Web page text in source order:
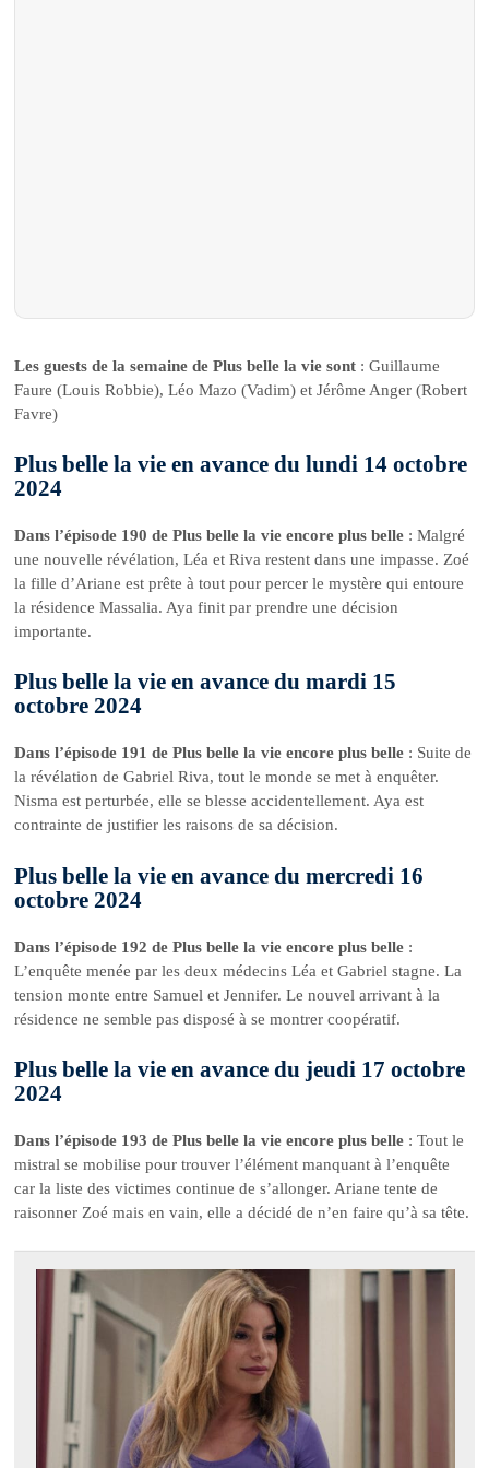
Les guests de la semaine de Plus belle la vie sont : Guillaume
Faure (Louis Robbie), Léo Mazo (Vadim) et Jérôme Anger (Robert
Favre)
Plus belle la vie en avance du lundi 14 octobre
2024
Dans l’épisode 190 de Plus belle la vie encore plus belle : Malgré
une nouvelle révélation, Léa et Riva restent dans une impasse. Zoé
la fille d’Ariane est prête à tout pour percer le mystère qui entoure
la résidence Massalia. Aya finit par prendre une décision
importante.
Plus belle la vie en avance du mardi 15
octobre 2024
Dans l’épisode 191 de Plus belle la vie encore plus belle : Suite de
la révélation de Gabriel Riva, tout le monde se met à enquêter.
Nisma est perturbée, elle se blesse accidentellement. Aya est
contrainte de justifier les raisons de sa décision.
Plus belle la vie en avance du mercredi 16
octobre 2024
Dans l’épisode 192 de Plus belle la vie encore plus belle :
L’enquête menée par les deux médecins Léa et Gabriel stagne. La
tension monte entre Samuel et Jennifer. Le nouvel arrivant à la
résidence ne semble pas disposé à se montrer coopératif.
Plus belle la vie en avance du jeudi 17 octobre
2024
Dans l’épisode 193 de Plus belle la vie encore plus belle : Tout le
mistral se mobilise pour trouver l’élément manquant à l’enquête
car la liste des victimes continue de s’allonger. Ariane tente de
raisonner Zoé mais en vain, elle a décidé de n’en faire qu’à sa tête.